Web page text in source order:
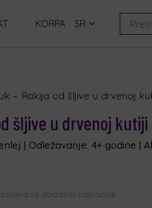
KORPA SR
– Rakija od šljive u drvenoj
šljive u drvenoj kutiji
| Odležavanje: 4+ godine |
se dodatno naplaćuje.